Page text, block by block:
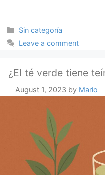
Categories
Sin categoría
Leave a comment
¿El té verde tiene
August 1, 2023 by Mario